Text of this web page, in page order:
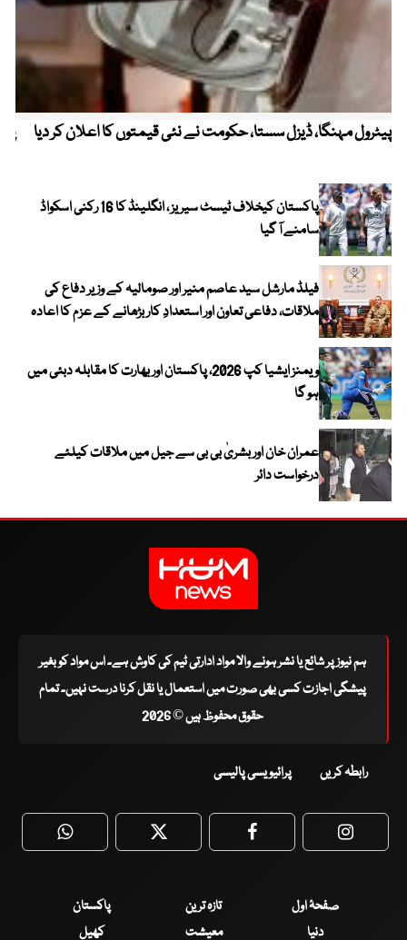
پیٹرول مہنگا، ڈیزل سستا، حکومت نے نئی قیمتوں کا اعلان کر دیا
پاکستان کیخلاف ٹیسٹ سیریز ، انگلینڈ کا 16 رکنی اسکواڈ
سامنے آ گیا
فیلڈ مارشل سید عاصم منیر اور صومالیہ کے وزیر دفاع کی
ملاقات، دفاعی تعاون اور استعدادِ کار بڑھانے کے عزم کا اعادہ
ویمنز ایشیا کپ 2026، پاکستان اور بھارت کا مقابلہ دبئی میں
ہو گا
عمران خان اور بشریٰ بی بی سے جیل میں ملاقات کیلئے
درخواست دائر
ہم نیوز پر شائع یا نشر ہونے والا مواد ادارتی ٹیم کی کاوش ہے۔ اس مواد کو بغیر
پیشگی اجازت کسی بھی صورت میں استعمال یا نقل کرنا درست نہیں۔ تمام
حقوق محفوظ ہیں © 2026
رابطہ کریں پرائیویسی پالیسی
WhatsApp Twitter Facebook
صفحۂ اول تازہ ترین
پاکستان
دنیا
معیشت کھیل